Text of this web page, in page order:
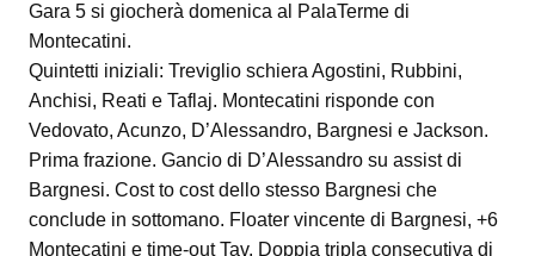
Gara 5 si giocherà domenica al PalaTerme di
Montecatini.
Quintetti iniziali: Treviglio schiera Agostini, Rubbini,
Anchisi, Reati e Taflaj. Montecatini risponde con
Vedovato, Acunzo, D’Alessandro, Bargnesi e Jackson.
Prima frazione. Gancio di D’Alessandro su assist di
Bargnesi. Cost to cost dello stesso Bargnesi che
conclude in sottomano. Floater vincente di Bargnesi, +6
Montecatini e time-out Tav. Doppia tripla consecutiva di